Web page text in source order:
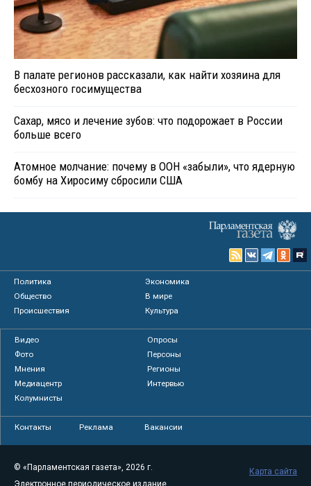
В палате регионов рассказали, как найти хозяина для
бесхозного госимущества
Сахар, мясо и лечение зубов: что подорожает в России
больше всего
Атомное молчание: почему в ООН «забыли», что ядерную
бомбу на Хиросиму сбросили США
Политика
Экономика
Общество
В мире
Происшествия
Культура
Видео
Опросы
Фото
Персоны
Мнения
Регионы
Медиацентр
Интервью
Колумнисты
Контакты Реклама Вакансии
© «Парламентская газета», 2026 г.
Электронное периодическое издание
Карта сайта